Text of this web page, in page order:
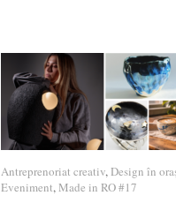
Antreprenoriat creativ,Design în
Eveniment,Made in RO #17
Antreprenoriat creativ Design în
Eveniment Made in RO #17